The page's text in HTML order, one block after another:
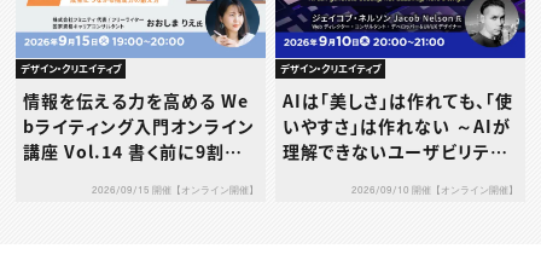
デザイン・クリエイティブ
情報を伝える力を高める We
bライティング入門オンライン
講座 Vol.14 書く前に9割決
の鍛え方2026/09/15 開催【オンライン開催】
デザイン・クリエイティブ
AIは「美しさ」は作れても、「使
いやすさ」は作れない ～AIが
理解できないユーザビリティ
2026/09/10 開催【オンライン開催】